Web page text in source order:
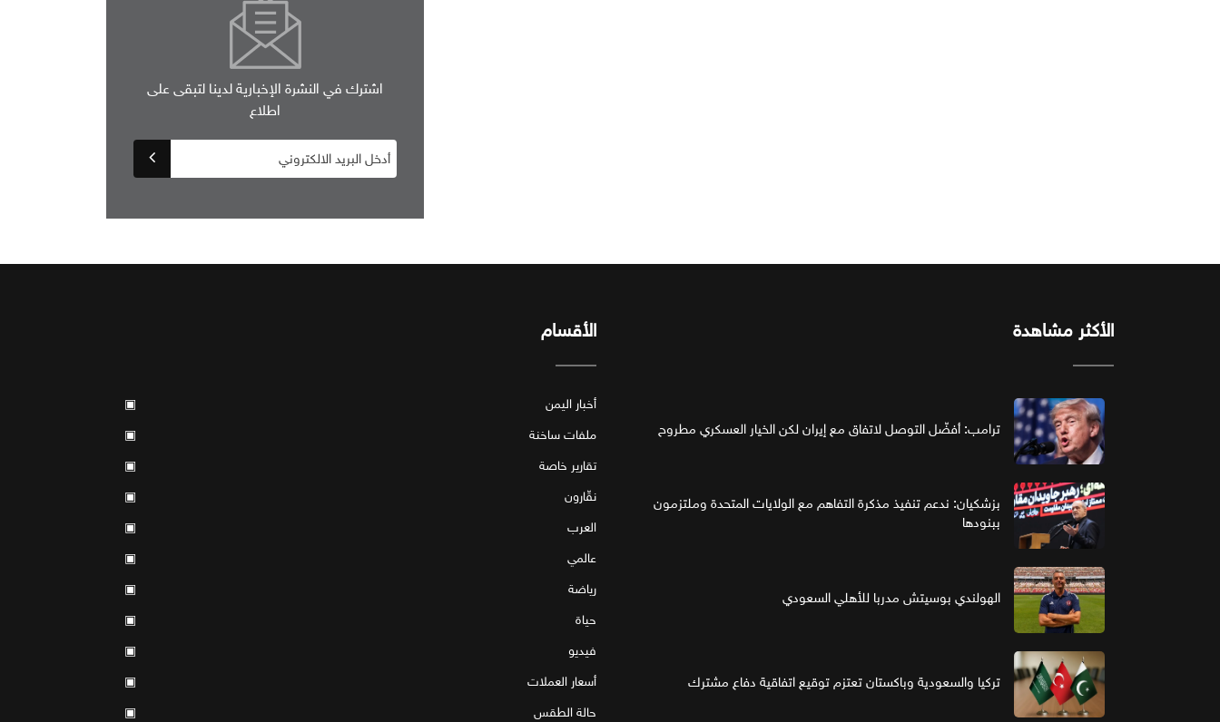
اشترك في النشرة الإخبارية لدينا لتبقى على
اطلاع
الأكثر مشاهدة
ترامب: أفضّل التوصل لاتفاق مع إيران لكن الخيار العسكري مطروح
بزشكيان: ندعم تنفيذ مذكرة التفاهم مع الولايات المتحدة وملتزمون
ببنودها
الهولندي بوسيتش مدربا للأهلي السعودي
تركيا والسعودية وباكستان تعتزم توقيع اتفاقية دفاع مشترك
الأقسام
أخبار اليمن
▣
ملفات ساخنة
▣
تقارير خاصة
▣
نقّارون
▣
العرب
▣
عالمي
▣
رياضة
▣
حياة
▣
فيديو
▣
أسعار العملات
▣
حالة الطقس
▣